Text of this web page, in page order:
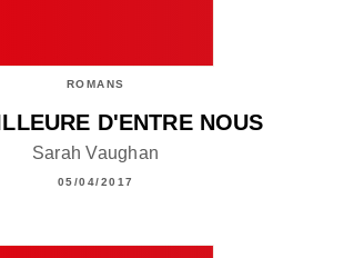
ROMANS
D'ENTRE NOUS
Sarah Vaughan
05/04/2017